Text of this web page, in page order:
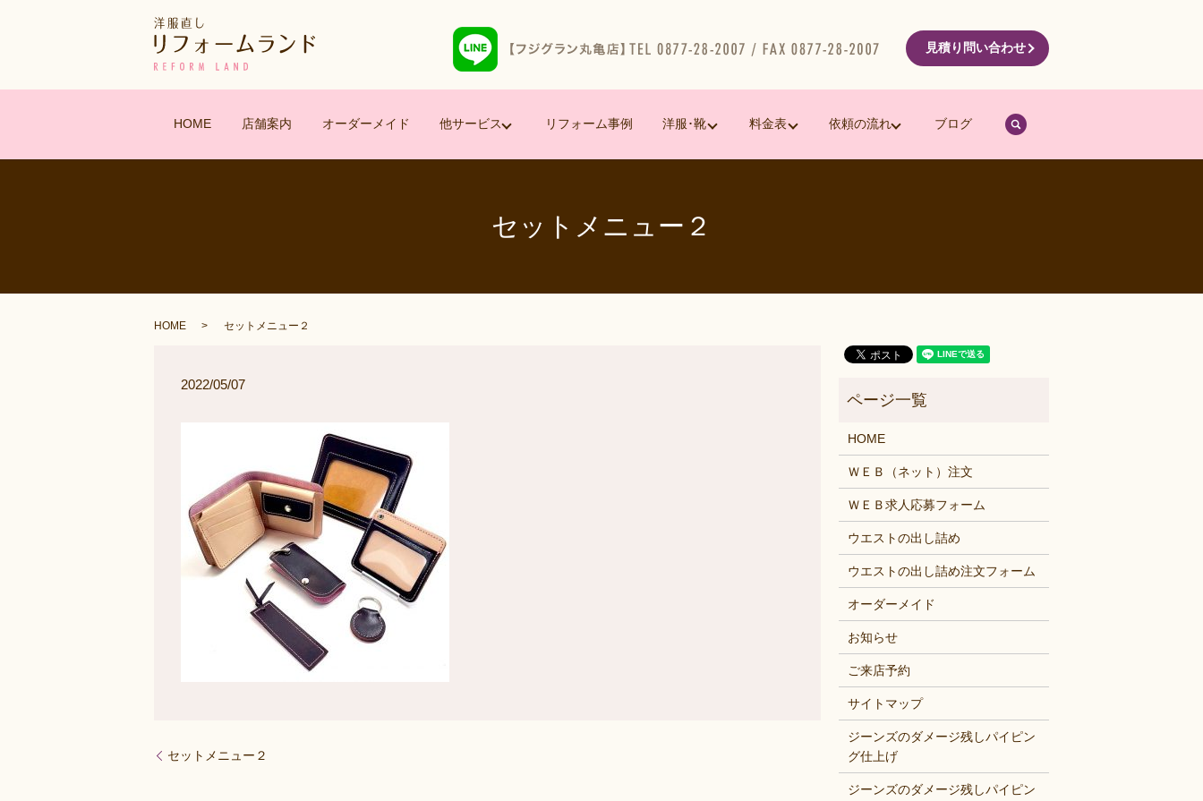
見積り問い合わせ
HOME 店舗案内 オーダーメイド 他サービス リフォーム事例 洋服･靴 料金表 依頼の流れ ブログ
セットメニュー２
HOME セットメニュー２
2022/05/07
セットメニュー２
HOME
ＷＥＢ（ネット）注文
ＷＥＢ求人応募フォーム
ウエストの出し詰め
ウエストの出し詰め注文フォーム
オーダーメイド
お知らせ
ご来店予約
サイトマップ
ジーンズのダメージ残しパイピン
グ仕上げ
ジーンズのダメージ残しパイピン